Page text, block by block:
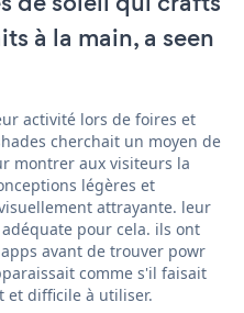
à la main, a seen
activité lors de foires et
cherchait un moyen de
montrer aux visiteurs la
légères et
attrayante. leur
pour cela. ils ont
avant de trouver powr
comme s'il faisait
et difficile à utiliser.